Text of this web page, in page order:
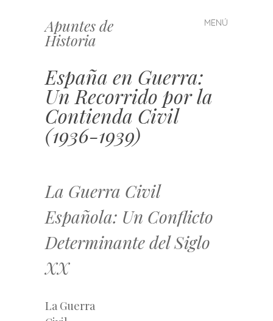
Apuntes de
Historia
MENÚ
Saltar
al
España en Guerra:
Un Recorrido por la
Contienda Civil
(1936-1939)
La Guerra Civil
Española: Un Conflicto
Determinante del Siglo
XX
La Guerra